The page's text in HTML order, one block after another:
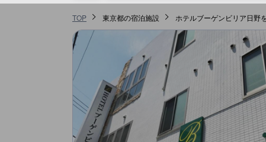
TOP 東京都の宿泊施設 ホテルブーゲンビリア日野